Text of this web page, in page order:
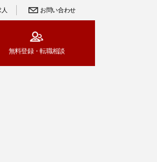
お問い合わせ
無料登録・転職相談